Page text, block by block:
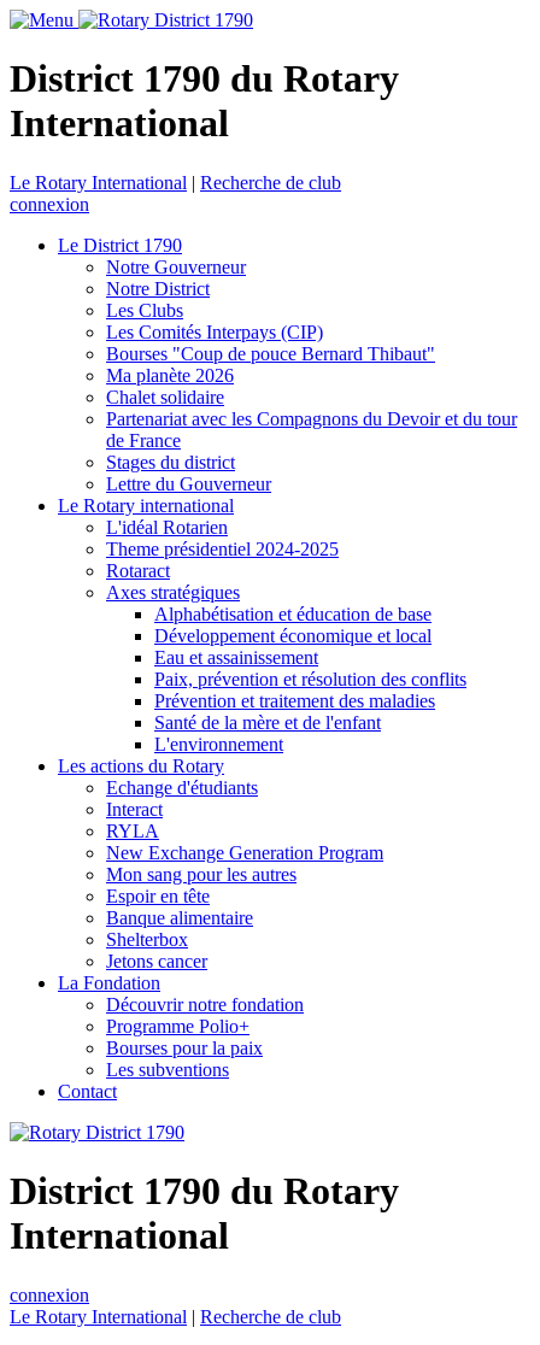
District 1790 du Rotary
International
Le Rotary International | Recherche de club
connexion
Le District 1790
Notre Gouverneur
Notre District
Les Clubs
Les Comités Interpays (CIP)
Bourses "Coup de pouce Bernard Thibaut"
Ma planète 2026
Chalet solidaire
Partenariat avec les Compagnons du Devoir et du tour
de France
Stages du district
Lettre du Gouverneur
Le Rotary international
L'idéal Rotarien
Theme présidentiel 2024-2025
Rotaract
Axes stratégiques
Alphabétisation et éducation de base
Développement économique et local
Eau et assainissement
Paix, prévention et résolution des conflits
Prévention et traitement des maladies
Santé de la mère et de l'enfant
L'environnement
Les actions du Rotary
Echange d'étudiants
Interact
RYLA
New Exchange Generation Program
Mon sang pour les autres
Espoir en tête
Banque alimentaire
Shelterbox
Jetons cancer
La Fondation
Découvrir notre fondation
Programme Polio+
Bourses pour la paix
Les subventions
Contact
District 1790 du Rotary
International
connexion
Le Rotary International | Recherche de club